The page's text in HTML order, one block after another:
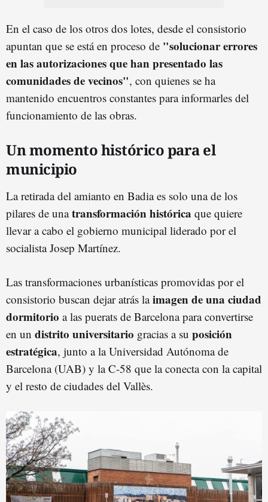
En el caso de los otros dos lotes, desde el consistorio
apuntan que se está en proceso de "solucionar errores
en las autorizaciones que han presentado las
comunidades de vecinos", con quienes se ha
mantenido encuentros constantes para informarles del
funcionamiento de las obras.
Un momento histórico para el
municipio
La retirada del amianto en Badia es solo una de los
pilares de unatransformación histórica que quiere
llevar a cabo el gobierno municipal liderado por el
socialista Josep Martínez.
Las transformaciones urbanísticas promovidas por el
consistorio buscan dejar atrás laimagen de una ciudad
dormitorio a las puerats de Barcelona para convertirse
en un distrito universitario gracias a su posición
estratégica, junto a la Universidad Autónoma de
Barcelona (UAB) y la C-58 que la conecta con la capital
y el resto de ciudades del Vallès.